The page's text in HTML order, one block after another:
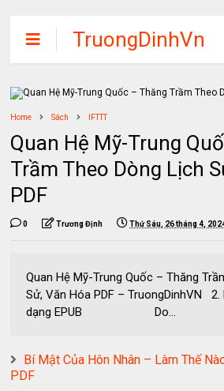
TruongDinhVn
Chia sẽ ebook,
các khóa học,
phần mềm học
tập miễn phí
Home Sách IFTTT
Quan Hệ Mỹ-Trung
Trầm Theo Dòng Lịch
PDF
0 Trương Định Thứ Sáu, 26 tháng 4,
Quan Hệ Mỹ-Trung Quốc – Thăng
Sử, Văn Hóa PDF – TruongDinhVN 2.
dạng EPUB Do...
Bí Mật Của Hôn Nhân – Làm Thế
PDF